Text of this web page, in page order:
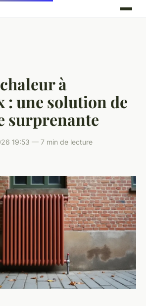
à
: une solution de
surprenante
19:53 — 7 min de lecture